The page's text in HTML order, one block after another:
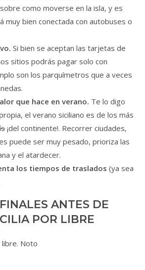
como moverse en la isla, y es
muy bien conectada con autobuses o
Si bien se aceptan las tarjetas de
sitios podrás pagar solo con
son los parquímetros que a veces
que hace en verano. Te lo digo
el verano siciliano es de los más
¡del continente!. Recorrer ciudades,
puede ser muy pesado, prioriza las
y el atardecer.
los tiempos de traslados (ya sea
ANTES DE
POR LIBRE